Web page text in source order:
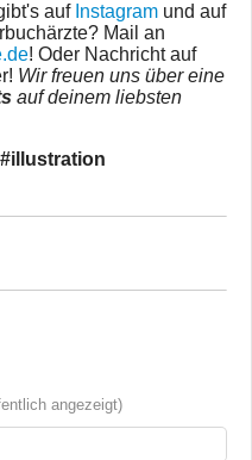
auf Instagram und auf
Mail an
! Oder Nachricht auf
Wir freuen uns über eine
auf deinem liebsten
angezeigt)